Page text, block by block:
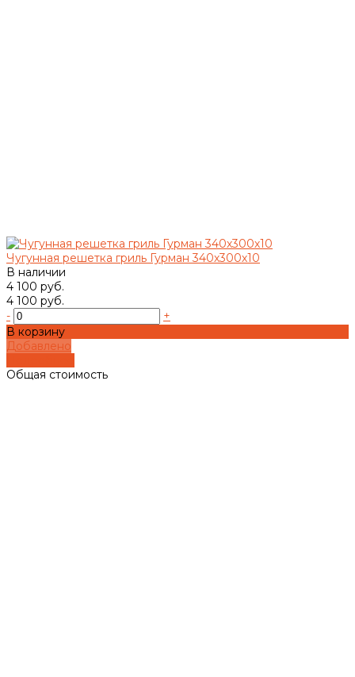
Чугунная решетка гриль Гурман 340х300х10
В наличии
4 100 руб.
4 100 руб.
-
+
В корзину
Добавлено
Общая стоимость